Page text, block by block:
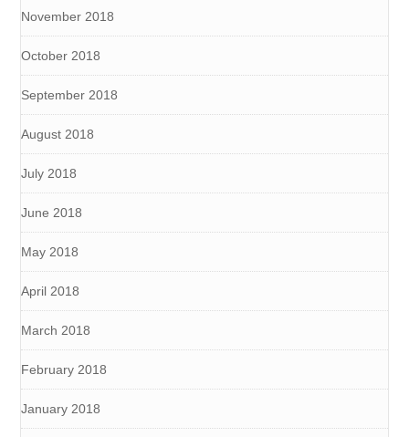
November 2018
October 2018
September 2018
August 2018
July 2018
June 2018
May 2018
April 2018
March 2018
February 2018
January 2018